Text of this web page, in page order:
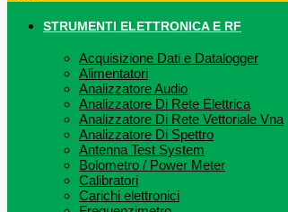
STRUMENTI ELETTRONICA E RF
Acquisizione Dati e Datalogger
Alimentatori
Analizzatore Audio
Analizzatore Di Rete Elettrica
Analizzatore Di Rete Vettoriale Vna
Analizzatore Di Spettro
Antenna Test System
Bolometro / Power Meter
Calibratori
Carichi elettronici